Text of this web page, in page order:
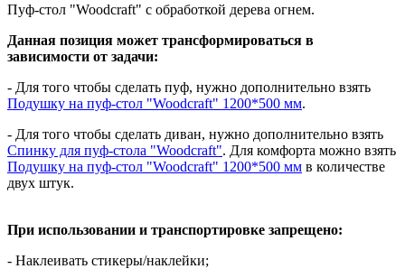
Пуф-стол "Woodcraft" с обработкой дерева огнем.
Данная позиция может трансформироваться в
зависимости от задачи:
- Для того чтобы сделать пуф, нужно дополнительно взять
Подушку на пуф-стол "Woodcraft" 1200*500 мм.
- Для того чтобы сделать диван, нужно дополнительно взять
Спинку для пуф-стола "Woodcraft". Для комфорта можно взять
Подушку на пуф-стол "Woodcraft" 1200*500 мм в количестве
двух штук.
При использовании и транспортировке запрещено:
- Наклеивать стикеры/наклейки;